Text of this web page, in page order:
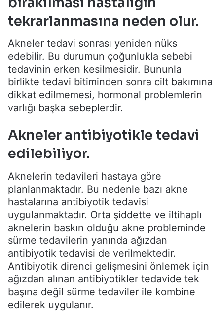
tekrarlanmasına neden olur.
Akneler tedavi sonrası yeniden nüks
edebilir. Bu durumun çoğunlukla sebebi
tedavinin erken kesilmesidir. Bununla
birlikte tedavi bitiminden sonra cilt bakımına
dikkat edilmemesi, hormonal problemlerin
varlığı başka sebeplerdir.
Akneler antibiyotikle tedavi
edilebiliyor.
Aknelerin tedavileri hastaya göre
planlanmaktadır. Bu nedenle bazı akne
hastalarına antibiyotik tedavisi
uygulanmaktadır. Orta şiddette ve iltihaplı
aknelerin baskın olduğu akne probleminde
sürme tedavilerin yanında ağızdan
antibiyotik tedavisi de verilmektedir.
Antibiyotik direnci gelişmesini önlemek için
ağızdan alınan antibiyotikler tedavide tek
başına değil sürme tedaviler ile kombine
edilerek uygulanır.